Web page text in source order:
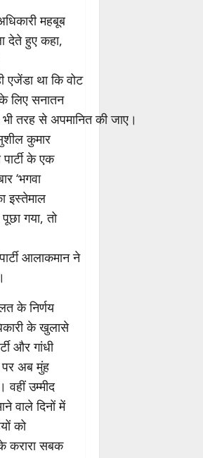
महबूब
देते हुए कहा,
एजेंडा था कि वोट
लिए सनातन
तरह से अपमानित की जाए।
कुमार
के एक
‘भगवा
इस्तेमाल
गया, तो
आलाकमान ने
के निर्णय
के खुलासे
और गांधी
पर अब मुंह
वहीं उम्मीद
वाले दिनों में
को
करारा सबक